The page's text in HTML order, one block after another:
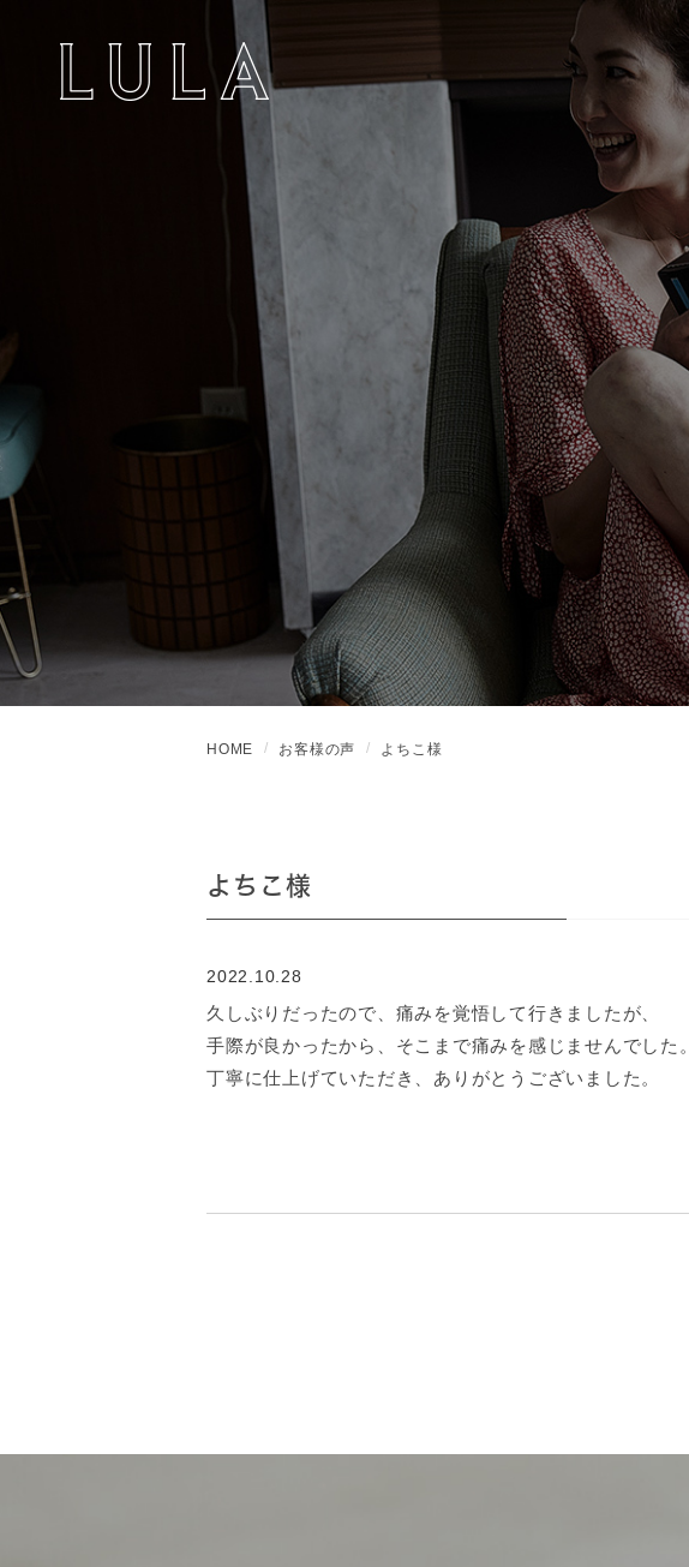
HOME お客様の声 よちこ様
よちこ様
2022.10.28
久しぶりだったので、痛みを覚悟して行きましたが、
手際が良かったから、そこまで痛みを感じませんでした。
丁寧に仕上げていただき、ありがとうございました。